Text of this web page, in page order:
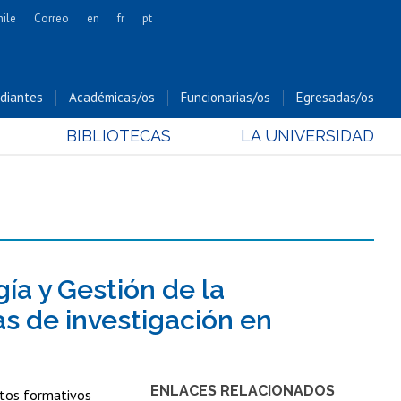
Cs. Forestales y Conservación
Cs. Sociales
Estudios Internacionales
Bachillerato
Hospital Clínico
Correo en fr pt
Académicas/os Funcionarias/os Egresadas/os
BIBLIOTECAS LA UNIVERSIDAD
y Gestión de la
de investigación en
ENLACES RELACIONADOS
formativos